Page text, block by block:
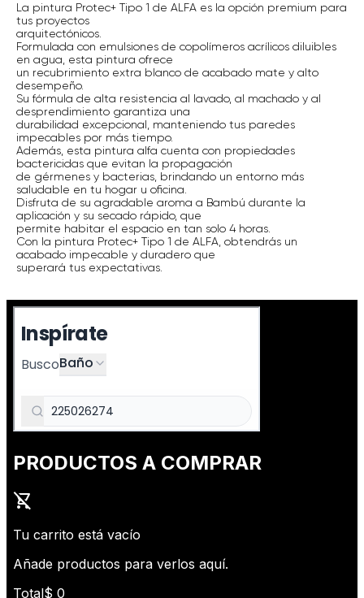
La pintura Protec+ Tipo 1 de ALFA es la opción premium para
tus proyectos
arquitectónicos.
Formulada con emulsiones de copolímeros acrílicos diluibles
en agua, esta pintura ofrece
un recubrimiento extra blanco de acabado mate y alto
desempeño.
Su fórmula de alta resistencia al lavado, al machado y al
desprendimiento garantiza una
durabilidad excepcional, manteniendo tus paredes
impecables por más tiempo.
Además, esta pintura alfa cuenta con propiedades
bactericidas que evitan la propagación
de gérmenes y bacterias, brindando un entorno más
saludable en tu hogar u oficina.
Disfruta de su agradable aroma a Bambú durante la
aplicación y su secado rápido, que
permite habitar el espacio en tan solo 4 horas.
Con la pintura Protec+ Tipo 1 de ALFA, obtendrás un
acabado impecable y duradero que
superará tus expectativas.